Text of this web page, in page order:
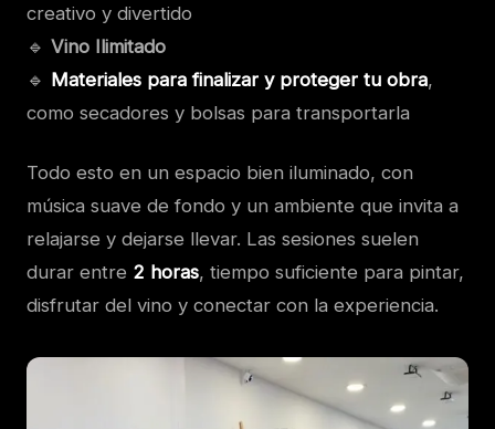
creativo y divertido
🔹 Vino Ilimitado
🔹 Materiales para finalizar y proteger tu obra,
como secadores y bolsas para transportarla
Todo esto en un espacio bien iluminado, con
música suave de fondo y un ambiente que invita a
relajarse y dejarse llevar. Las sesiones suelen
durar entre 2 horas, tiempo suficiente para pintar,
disfrutar del vino y conectar con la experiencia.